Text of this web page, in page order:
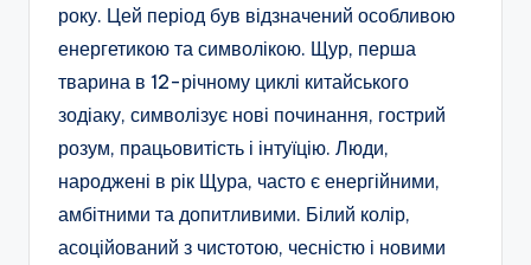
року. Цей період був відзначений особливою
енергетикою та символікою. Щур, перша
тварина в 12-річному циклі китайського
зодіаку, символізує нові починання, гострий
розум, працьовитість і інтуїцію. Люди,
народжені в рік Щура, часто є енергійними,
амбітними та допитливими. Білий колір,
асоційований з чистотою, чесністю і новими